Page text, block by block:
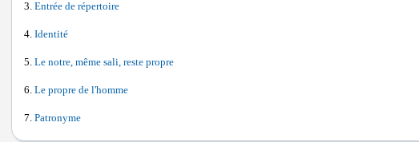
Entrée de répertoire
Identité
Le notre, même sali, reste propre
Le propre de l'homme
Patronyme